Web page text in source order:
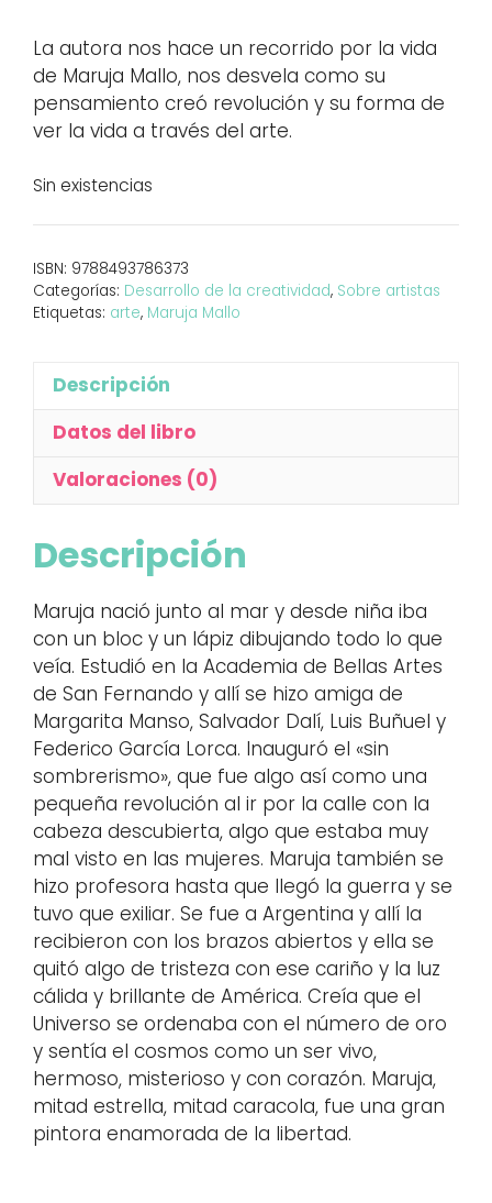
La autora nos hace un recorrido por la vida
de Maruja Mallo, nos desvela como su
pensamiento creó revolución y su forma de
ver la vida a través del arte.
Sin existencias
ISBN: 9788493786373
Categorías: Desarrollo de la creatividad, Sobre artistas
Etiquetas: arte, Maruja Mallo
Descripción
Datos del libro
Valoraciones (0)
Descripción
Maruja nació junto al mar y desde niña iba
con un bloc y un lápiz dibujando todo lo que
veía. Estudió en la Academia de Bellas Artes
de San Fernando y allí se hizo amiga de
Margarita Manso, Salvador Dalí, Luis Buñuel y
Federico García Lorca. Inauguró el «sin
sombrerismo», que fue algo así como una
pequeña revolución al ir por la calle con la
cabeza descubierta, algo que estaba muy
mal visto en las mujeres. Maruja también se
hizo profesora hasta que llegó la guerra y se
tuvo que exiliar. Se fue a Argentina y allí la
recibieron con los brazos abiertos y ella se
quitó algo de tristeza con ese cariño y la luz
cálida y brillante de América. Creía que el
Universo se ordenaba con el número de oro
y sentía el cosmos como un ser vivo,
hermoso, misterioso y con corazón. Maruja,
mitad estrella, mitad caracola, fue una gran
pintora enamorada de la libertad.